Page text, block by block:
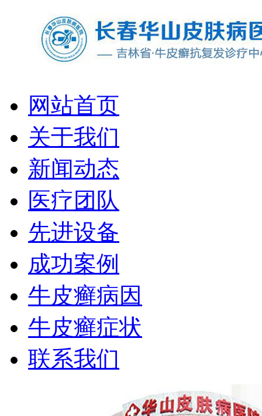
网站首页
关于我们
新闻动态
医疗团队
先进设备
成功案例
牛皮癣病因
牛皮癣症状
联系我们